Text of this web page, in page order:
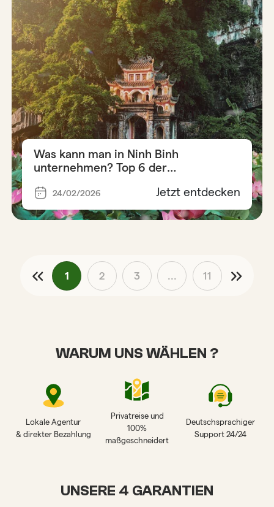
Was kann man in Ninh Binh
unternehmen? Top 6 der
24/02/2026 Jetzt entdecken
1 2 3 ... 11
WARUM UNS WÄHLEN ?
Lokale Agentur
& direkter Bezahlung
Privatreise und
100%
maßgeschneidert
Deutschsprachiger
Support 24/24
UNSERE 4 GARANTIEN